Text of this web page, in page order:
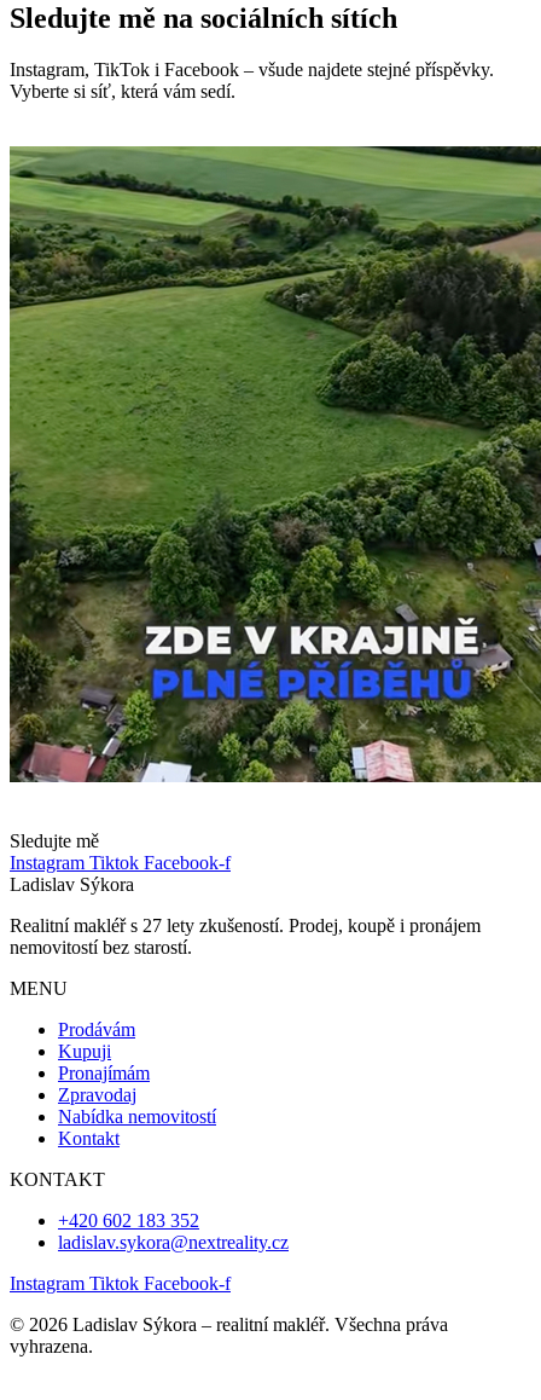
Sledujte mě na sociálních sítích
Instagram, TikTok i Facebook – všude najdete stejné příspěvky.
Vyberte si síť, která vám sedí.
Sledujte mě
Instagram Tiktok Facebook-f
Ladislav Sýkora
Realitní makléř s 27 lety zkušeností. Prodej, koupě i pronájem
nemovitostí bez starostí.
MENU
Prodávám
Kupuji
Pronajímám
Zpravodaj
Nabídka nemovitostí
Kontakt
KONTAKT
+420 602 183 352
ladislav.sykora@nextreality.cz
Instagram Tiktok Facebook-f
© 2026 Ladislav Sýkora – realitní makléř. Všechna práva
vyhrazena.